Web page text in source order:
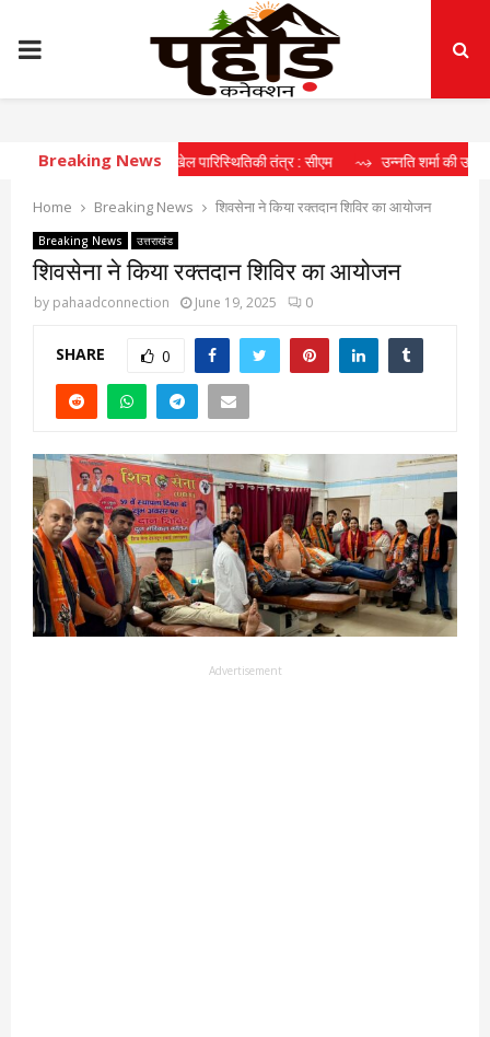
PRIMARY
MENU
Breaking News
रहा दीर्घकालिक खेल पारिस्थितिकी तंत्र : सीएम ⇝ उन्नति शर्मा की उपलब्धि
Home Breaking News शिवसेना ने किया रक्तदान शिविर का आयोजन
Breaking News उत्तराखंड
शिवसेना ने किया रक्तदान शिविर का आयोजन
by pahaadconnection June 19, 2025 0
SHARE 0
Advertisement